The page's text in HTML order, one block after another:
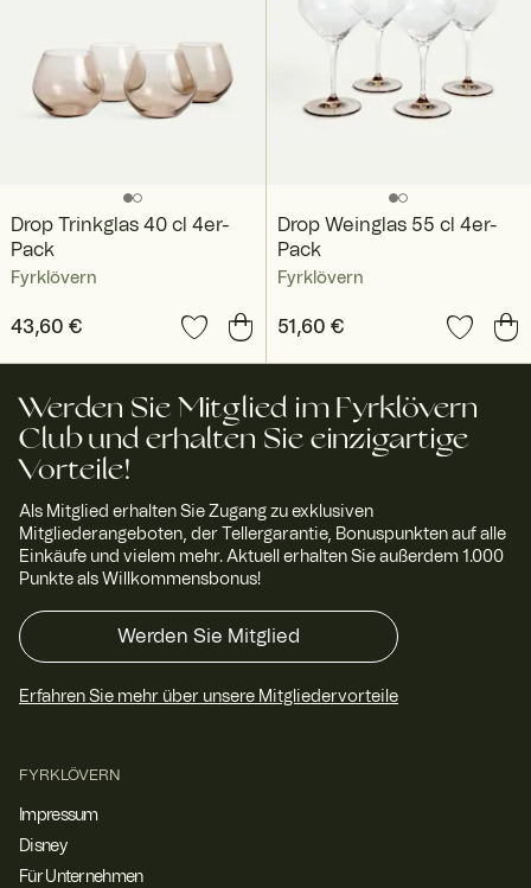
Drop Trinkglas 40 cl 4er-
Pack
Fyrklövern
Preis: 43,60 €
43,60 €
Drop Weinglas 55 cl 4er-
Pack
Fyrklövern
Preis:51,60 €
51,60 €
Werden Sie Mitglied im Fyrklövern
Club und erhalten Sie einzigartige
Vorteile!
Als Mitglied erhalten Sie Zugang zu exklusiven
Mitgliederangeboten, der Tellergarantie, Bonuspunkten auf alle
Einkäufe und vielem mehr. Aktuell erhalten Sie außerdem 1.000
Punkte als Willkommensbonus!
Werden Sie Mitglied
Erfahren Sie mehr über unsere Mitgliedervorteile
FYRKLÖVERN
Impressum
Disney
Für Unternehmen